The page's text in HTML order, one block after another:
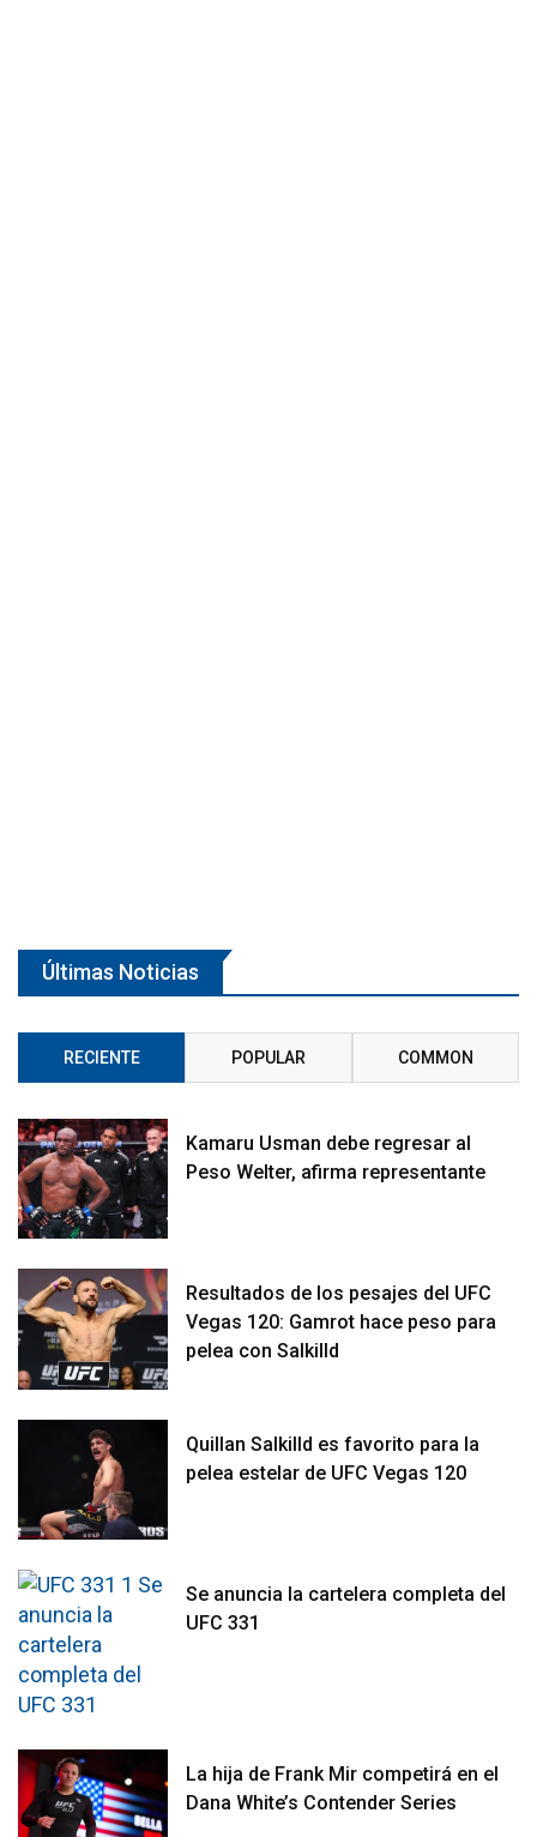
Últimas Noticias
RECIENTE POPULAR COMMON
Kamaru Usman debe regresar al
Peso Welter, afirma representante
Resultados de los pesajes del UFC
Vegas 120: Gamrot hace peso para
pelea con Salkilld
Quillan Salkilld es favorito para la
pelea estelar de UFC Vegas 120
Se anuncia la cartelera completa del
UFC 331
La hija de Frank Mir competirá en el
Dana White’s Contender Series